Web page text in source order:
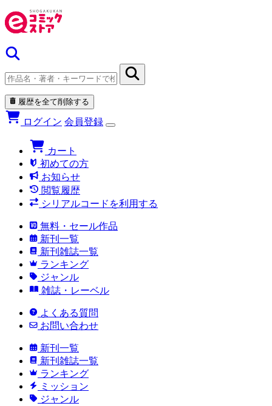
履歴を全て削除する
ログイン 会員登録
カート
初めての方
お知らせ
閲覧履歴
シリアルコードを利用する
無料・セール作品
新刊一覧
新刊雑誌一覧
ランキング
ジャンル
雑誌・レーベル
よくある質問
お問い合わせ
新刊一覧
新刊雑誌一覧
ランキング
ミッション
ジャンル